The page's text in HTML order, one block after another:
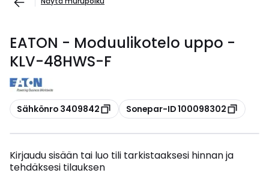
EATON - Moduulikotelo uppo -
KLV-48HWS-F
Kopioi
Sähkönro 3409842 Kopioi
Sonepar-ID 100098302
Kirjaudu sisään tai luo tili tarkistaaksesi hinnan ja
tehdäksesi tilauksen